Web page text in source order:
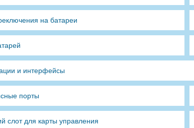
на батареи
и интерфейсы
порты
слот для карты управления